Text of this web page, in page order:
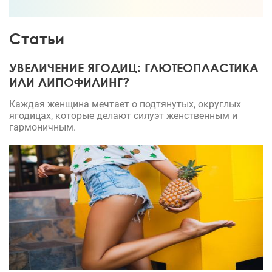
Статьи
УВЕЛИЧЕНИЕ ЯГОДИЦ: ГЛЮТЕОПЛАСТИКА
ИЛИ ЛИПОФИЛИНГ?
Каждая женщина мечтает о подтянутых, округлых
ягодицах, которые делают силуэт женственным и
гармоничным.